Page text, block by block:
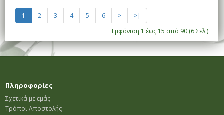
1 2 3 4 5 6 >
>|
Εμφάνιση 1 έως 15 από 90 (6 Σελ.)
Πληροφορίες
Σχετικά με εμάς
Τρόποι Αποστολής